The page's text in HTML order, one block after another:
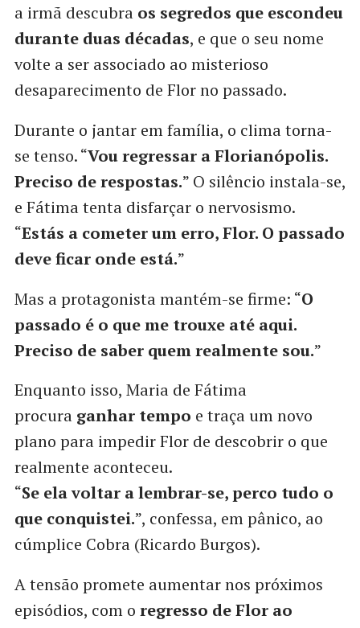
a irmã descubra os segredos que escondeu
durante duas décadas, e que o seu nome
volte a ser associado ao misterioso
desaparecimento de Flor no passado.
Durante o jantar em família, o clima torna-
se tenso. “Vou regressar a Florianópolis.
Preciso de respostas.” O silêncio instala-se,
e Fátima tenta disfarçar o nervosismo.
“Estás a cometer um erro, Flor. O passado
deve ficar onde está.”
Mas a protagonista mantém-se firme: “O
passado é o que me trouxe até aqui.
Preciso de saber quem realmente sou.”
Enquanto isso, Maria de Fátima
procura ganhar tempo e traça um novo
plano para impedir Flor de descobrir o que
realmente aconteceu.
“Se ela voltar a lembrar-se, perco tudo o
que conquistei.”, confessa, em pânico, ao
cúmplice Cobra (Ricardo Burgos).
A tensão promete aumentar nos próximos
episódios, com o regresso de Flor ao